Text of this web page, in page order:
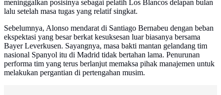
meninggalkan posisinya sebagai pelatih Los Blancos delapan bulan
lalu setelah masa tugas yang relatif singkat.
Sebelumnya, Alonso mendarat di Santiago Bernabeu dengan beban
ekspektasi yang besar berkat kesuksesan luar biasanya bersama
Bayer Leverkusen. Sayangnya, masa bakti mantan gelandang tim
nasional Spanyol itu di Madrid tidak bertahan lama. Penurunan
performa tim yang terus berlanjut memaksa pihak manajemen untuk
melakukan pergantian di pertengahan musim.